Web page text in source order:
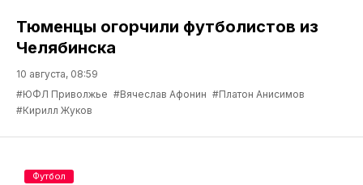
Тюменцы огорчили футболистов из
Челябинска
10 августа, 08:59
#ЮФЛ Приволжье #Вячеслав Афонин #Платон Анисимов
#Кирилл Жуков
Футбол